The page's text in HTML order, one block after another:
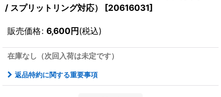
/ スプリットリング対応）
[20616031]
販売価格: 6,600円(税込)
在庫なし（次回入荷は未定です）
返品特約に関する重要事項